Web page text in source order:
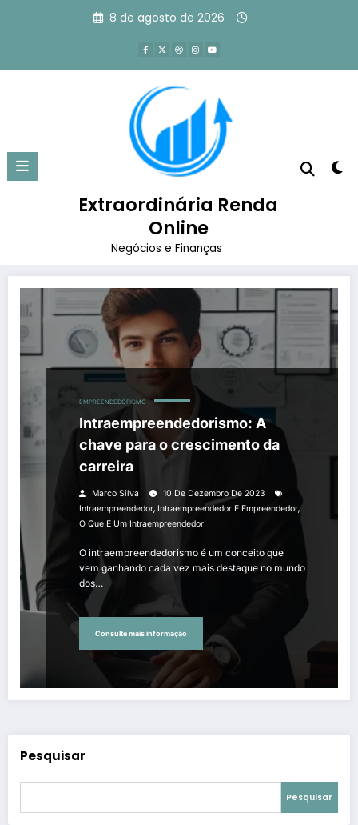
8 de agosto de 2026
Extraordinária Renda
Online
Negócios e Finanças
Tag: o que é um
intraempreendedor
Página inicial o que é um intraempreendedor
EMPREENDEDORISMO
Intraempreendedorismo: A
chave para o crescimento da
carreira
Marco Silva
10 De Dezembro De 2023
Intraempreendedor, Intraempreendedor E Empreendedor,
O Que É Um Intraempreendedor
O intraempreendedorismo é um conceito que
vem ganhando cada vez mais destaque no mundo
dos…
Consulte mais informação
Pesquisar
Pesquisar